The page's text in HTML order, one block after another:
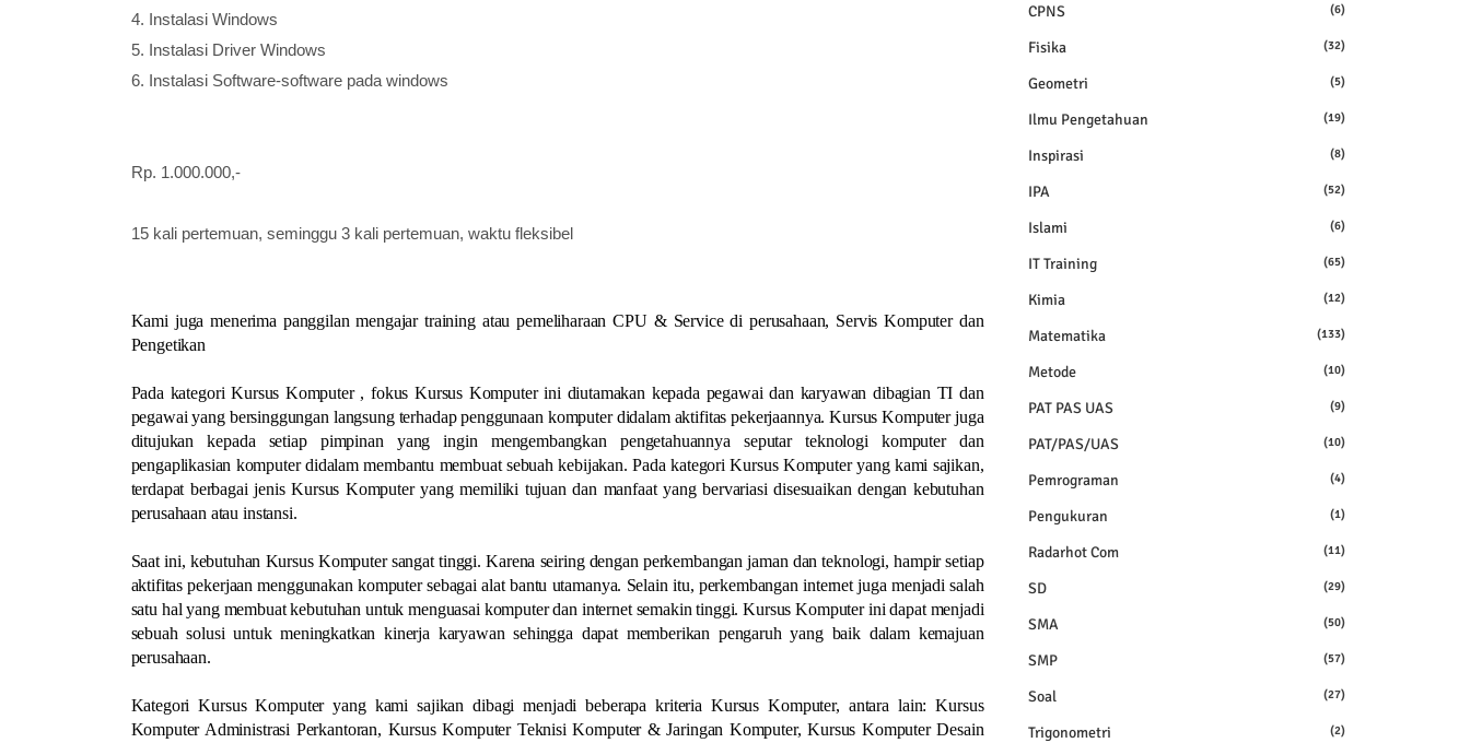
4. Instalasi Windows
5. Instalasi Driver Windows
6. Instalasi Software-software pada windows
Rp. 1.000.000,-
15 kali pertemuan, seminggu 3 kali pertemuan, waktu fleksibel
Kami juga menerima panggilan mengajar training atau pemeliharaan CPU & Service di perusahaan, Servis Komputer dan
Pengetikan
Pada kategori Kursus Komputer , fokus Kursus Komputer ini diutamakan kepada pegawai dan karyawan dibagian TI dan
pegawai yang bersinggungan langsung terhadap penggunaan komputer didalam aktifitas pekerjaannya. Kursus Komputer juga
ditujukan kepada setiap pimpinan yang ingin mengembangkan pengetahuannya seputar teknologi komputer dan
pengaplikasian komputer didalam membantu membuat sebuah kebijakan. Pada kategori Kursus Komputer yang kami sajikan,
terdapat berbagai jenis Kursus Komputer yang memiliki tujuan dan manfaat yang bervariasi disesuaikan dengan kebutuhan
perusahaan atau instansi.
Saat ini, kebutuhan Kursus Komputer sangat tinggi. Karena seiring dengan perkembangan jaman dan teknologi, hampir setiap
aktifitas pekerjaan menggunakan komputer sebagai alat bantu utamanya. Selain itu, perkembangan internet juga menjadi salah
satu hal yang membuat kebutuhan untuk menguasai komputer dan internet semakin tinggi. Kursus Komputer ini dapat menjadi
sebuah solusi untuk meningkatkan kinerja karyawan sehingga dapat memberikan pengaruh yang baik dalam kemajuan
perusahaan.
Kategori Kursus Komputer yang kami sajikan dibagi menjadi beberapa kriteria Kursus Komputer, antara lain: Kursus
Komputer Administrasi Perkantoran, Kursus Komputer Teknisi Komputer & Jaringan Komputer, Kursus Komputer Desain
CPNS (6)
Fisika (32)
Geometri (5)
Ilmu Pengetahuan (19)
Inspirasi (8)
IPA (52)
Islami (6)
IT Training (65)
Kimia (12)
Matematika (133)
Metode (10)
PAT PAS UAS (9)
PAT/PAS/UAS (10)
Pemrograman (4)
Pengukuran (1)
Radarhot Com (11)
SD (29)
SMA (50)
SMP (57)
Soal (27)
Trigonometri (2)